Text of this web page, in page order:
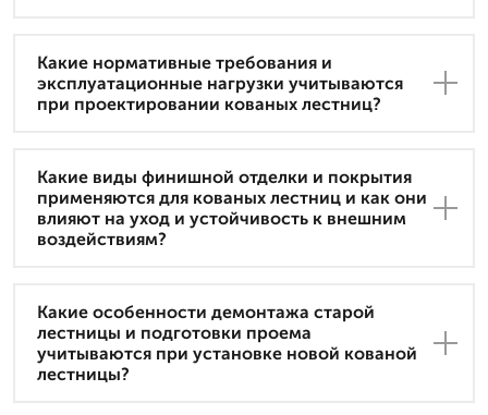
Какие нормативные требования и
эксплуатационные нагрузки учитываются
при проектировании кованых лестниц?
Какие виды финишной отделки и покрытия
применяются для кованых лестниц и как они
влияют на уход и устойчивость к внешним
воздействиям?
Какие особенности демонтажа старой
лестницы и подготовки проема
учитываются при установке новой кованой
лестницы?